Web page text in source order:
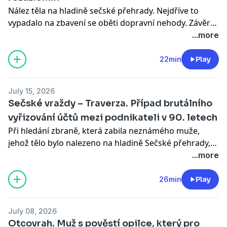
aiOSnebo na webumujRozhlas.cz.
Nález těla na hladině sečské přehrady. Nejdříve to
vypadalo na zbavení se oběti dopravní nehody. Závěry
soudní pitvy ale byly jasné. Muž byl zavražděn… Mirek
Vaňura v rámci projektu Mrazivé léto na Dvojce přináší
klíčové případy moderní české kriminalistiky. Tentokrát
z „divokých devadesátek“ a skupiny tzv. podnikatelů,
mafiánské praktiky z předchozího století.
Všechny díly podcastu Kriminálka můžete pohodlně
poslouchat v mobilní aplikaci mujRozhlas proAndroid
aiOSnebo na webumujRozhlas.cz.
...more
22min Play
July 15, 2026
Sečské vraždy – Traverza. Případ brutálního
vyřizování účtů mezi podnikateli v 90. letech
Při hledání zbraně, která zabila neznámého muže,
jehož tělo bylo nalezeno na hladině Sečské přehrady,
čekalo na policejní potápěče překvapení. Další tělo
leželo na dně přímo u hráze a bylo připoutáno k těžké
železné traverze. Jak spolu oba zločiny souvisely? A jak
dnes detektivové vzpomínají na divoká 90. léta a na
projektu Mrazivé léto na Dvojce přináší klíčové případy
...more
26min Play
July 08, 2026
Otcovrah. Muž s pověstí opilce, který pro